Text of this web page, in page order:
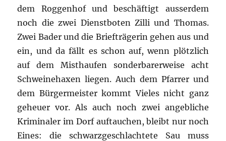
dem Roggenhof und beschäftigt ausserdem
noch die zwei Dienstboten Zilli und Thomas.
Zwei Bader und die Briefträgerin gehen aus und
ein, und da fällt es schon auf, wenn plötzlich
auf dem Misthaufen sonderbarerweise acht
Schweinehaxen liegen. Auch dem Pfarrer und
dem Bürgermeister kommt Vieles nicht ganz
geheuer vor. Als auch noch zwei angebliche
Kriminaler im Dorf auftauchen, bleibt nur noch
Eines: die schwarzgeschlachtete Sau muss